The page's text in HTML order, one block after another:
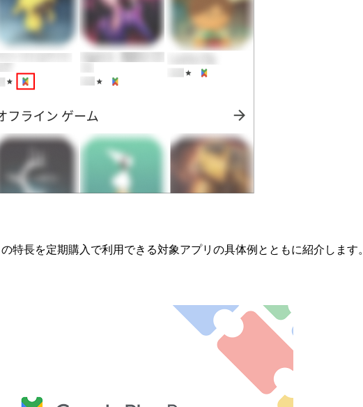
特長を定期購入で利用できる対象アプリの具体例とともに紹介します。